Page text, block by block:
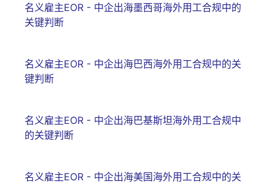
名义雇主EOR - 中企出海墨西哥海外用工合规中的
关键判断
名义雇主EOR - 中企出海巴西海外用工合规中的关
键判断
名义雇主EOR - 中企出海巴基斯坦海外用工合规中
的关键判断
名义雇主EOR - 中企出海美国海外用工合规中的关